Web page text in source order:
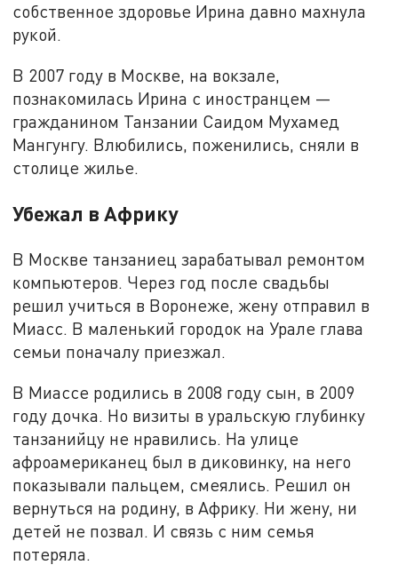
собственное здоровье Ирина давно махнула
рукой.
В 2007 году в Москве, на вокзале,
познакомилась Ирина с иностранцем —
гражданином Танзании Саидом Мухамед
Мангунгу. Влюбились, поженились, сняли в
столице жилье.
Убежал в Африку
В Москве танзаниец зарабатывал ремонтом
компьютеров. Через год после свадьбы
решил учиться в Воронеже, жену отправил в
Миасс. В маленький городок на Урале глава
семьи поначалу приезжал.
В Миассе родились в 2008 году сын, в 2009
году дочка. Но визиты в уральскую глубинку
танзанийцу не нравились. На улице
афроамериканец был в диковинку, на него
показывали пальцем, смеялись. Решил он
вернуться на родину, в Африку. Ни жену, ни
детей не позвал. И связь с ним семья
потеряла.